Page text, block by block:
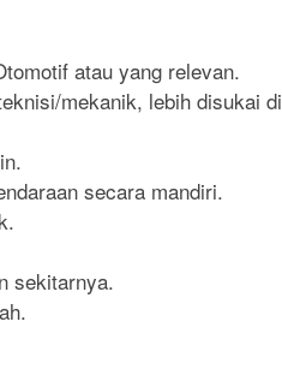
atau yang relevan.
mekanik, lebih disukai di
secara mandiri.
sekitarnya.